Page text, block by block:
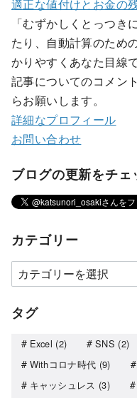
適正な値付けとお金の
「むずかしくとっつき
たり、自動計算のため
かりやすくあなた目線
記事についてのコメン
らお願いします。
詳細なプロフィール
お問い合わせ
ブログの更新をチェ
カテゴリー
タグ
Excel (2) SNS (2)
Withコロナ時代 (9)
キャッシュレス (3)